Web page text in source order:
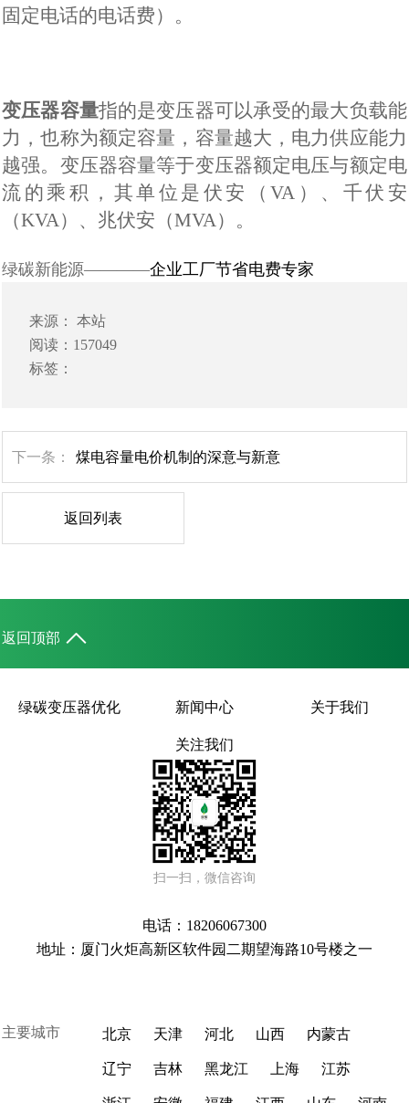
固定电话的电话费）。
变压器容量指的是变压器可以承受的最大负载能
力，也称为额定容量 ， 容量越大，电力供应能力
越强。变压器容量等于变压器额定电压与额定电
流的乘积，其单位是 伏安（VA ）、千伏安
（KVA）、兆伏安（MVA） 。
绿碳新能源————企业工厂节省电费专家
来源： 本站
阅读：157049
标签：
下一条： 煤电容量电价机制的深意与新意
返回列表
返回顶部
绿碳变压器优化 新闻中心 关于我们
关注我们
扫一扫，微信咨询
电话：18206067300
地址：厦门火炬高新区软件园二期望海路10号楼之一
主要城市 北京 天津 河北 山西 内蒙古
辽宁 吉林 黑龙江 上海 江苏